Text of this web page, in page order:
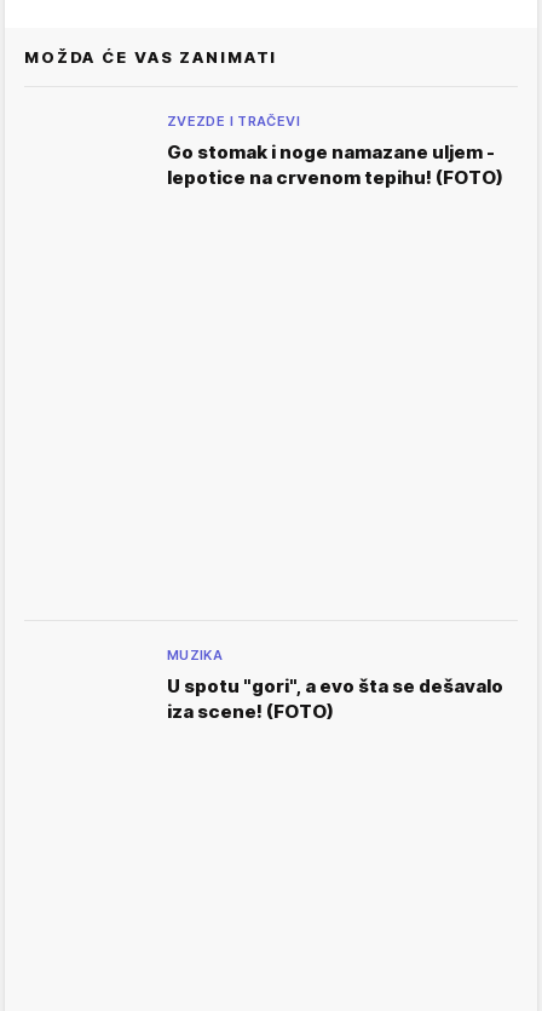
MOŽDA ĆE VAS ZANIMATI
ZVEZDE I TRAČEVI
Go stomak i noge namazane uljem -
lepotice na crvenom tepihu! (FOTO)
MUZIKA
U spotu "gori", a evo šta se dešavalo
iza scene! (FOTO)